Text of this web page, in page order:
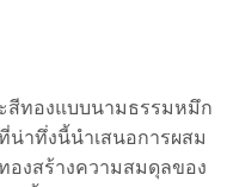
สีทองแบบนามธรรมหมึก
น่าทึ่งนี้นำเสนอการผสม
องสร้างความสมดุลของ